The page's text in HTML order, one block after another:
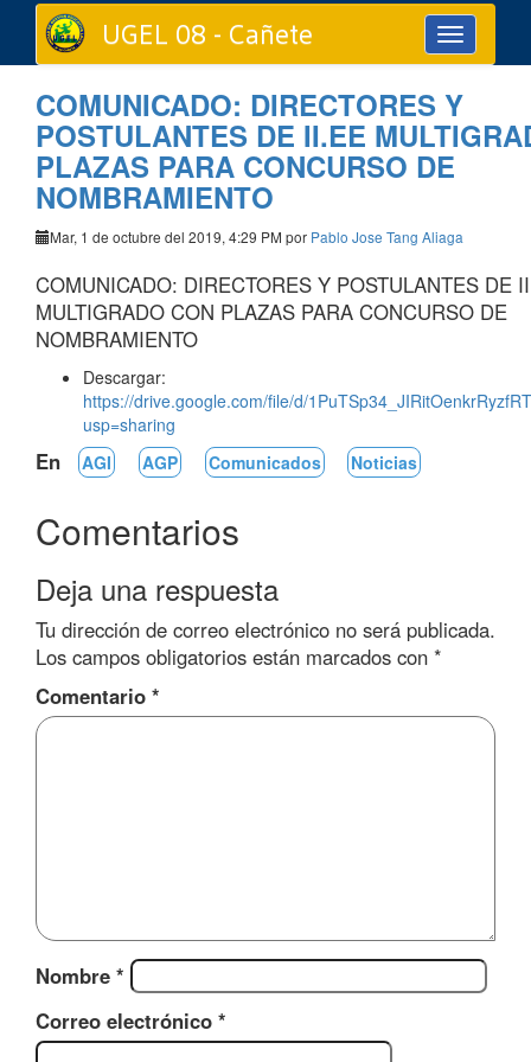
Toggle
navigation
UGEL 08 - Cañete
COMUNICADO: DIRECTORES Y
POSTULANTES DE II.EE
PLAZAS PARA CONCURSO DE
NOMBRAMIENTO
Mar, 1 de octubre del 2019, 4:29 PM por Pablo Jose Tang Aliaga
COMUNICADO: DIRECTORES Y POSTULANTES DE
MULTIGRADO CON PLAZAS PARA CONCURSO DE
NOMBRAMIENTO
Descargar:
https://drive.google.com/file/d/
usp=sharing
En AGI AGP Comunicados Noticias
Comentarios
Deja una respuesta
Tu dirección de correo electrónico no será publicada.
Los campos obligatorios están marcados con *
Comentario *
Nombre *
Correo electrónico *